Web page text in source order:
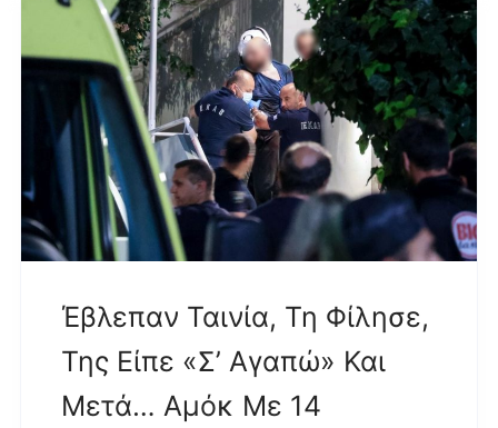
Έβλεπαν Ταινία, Τη Φίλησε,
Της Είπε «σ’ Αγαπώ» Και
Μετά… Αμόκ Με 14